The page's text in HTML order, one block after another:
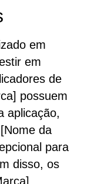
em
em
de
possuem
aplicação,
da
para
disso, os